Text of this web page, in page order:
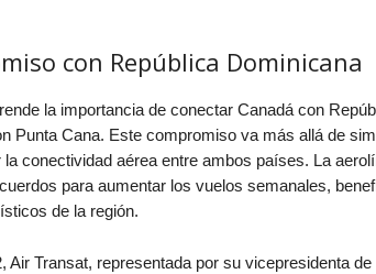
con República Dominicana
la importancia de conectar Canadá con
Punta Cana. Este compromiso va más allá de
la conectividad aérea entre ambos países. La
para aumentar los vuelos semanales,
de la región.
Air Transat, representada por su vicepresidenta